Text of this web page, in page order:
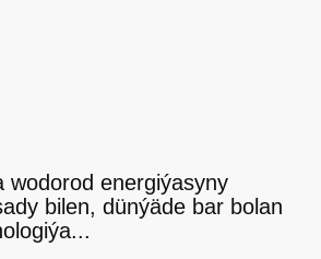
wodorod energiýasyny
bilen, dünýäde bar bolan